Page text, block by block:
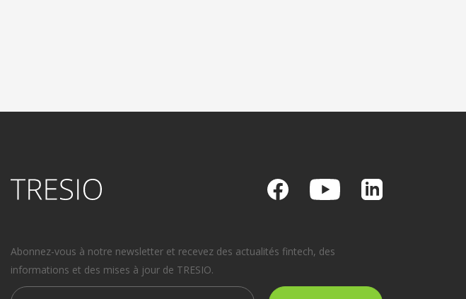
Abonnez-vous à notre newsletter et recevez des actualités fintech, des
informations et des mises à jour de TRESIO.